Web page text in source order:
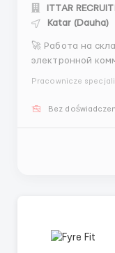
ITTAR
Katar (Dauha)
🚀 Работа на
электронной коммерции!
(зависит от должности и
Pracownicze
Bez